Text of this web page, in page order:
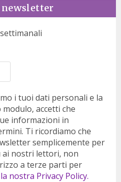
i tuoi dati personali e la
accetti che
informazioni in
Ti ricordiamo che
semplicemente per
nostri lettori, non
a terze parti per
nostra Privacy Policy.